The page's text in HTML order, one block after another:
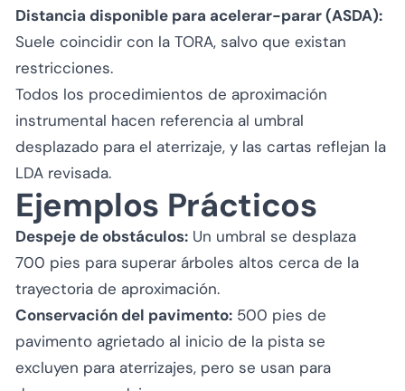
Distancia disponible para acelerar-parar (ASDA):
Suele coincidir con la TORA, salvo que existan
restricciones.
Todos los procedimientos de aproximación
instrumental hacen referencia al umbral
desplazado para el aterrizaje, y las cartas reflejan la
LDA revisada.
Ejemplos Prácticos
Despeje de obstáculos: Un umbral se desplaza
700 pies para superar árboles altos cerca de la
trayectoria de aproximación.
Conservación del pavimento: 500 pies de
pavimento agrietado al inicio de la pista se
excluyen para aterrizajes, pero se usan para